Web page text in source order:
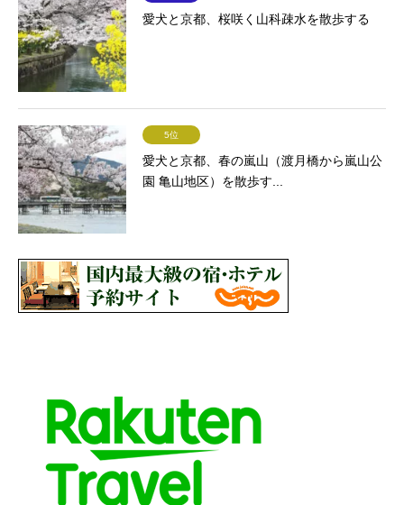
愛犬と京都、桜咲く山科疎水を散歩する
5位
愛犬と京都、春の嵐山（渡月橋から嵐山公
園 亀山地区）を散歩す...